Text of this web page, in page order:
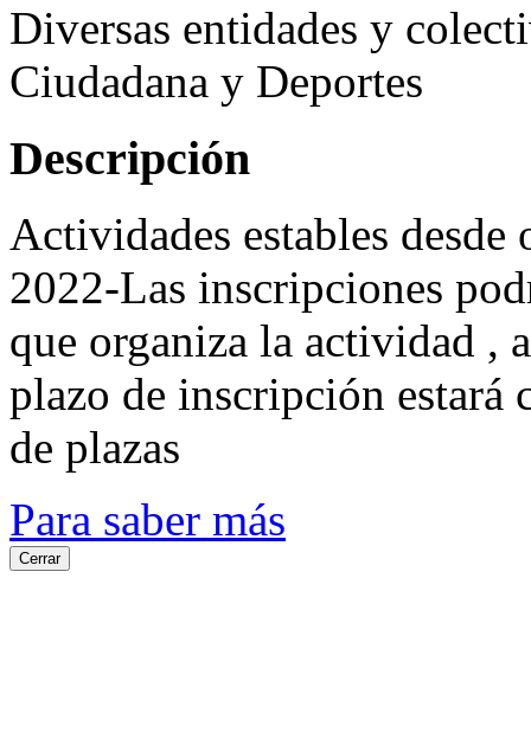
Diversas entidades y
Ciudadana y Deportes
Descripción
Actividades estables
2022-Las inscripciones
que organiza la actividad ,
plazo de inscripción
de plazas
Para saber más
Cerrar